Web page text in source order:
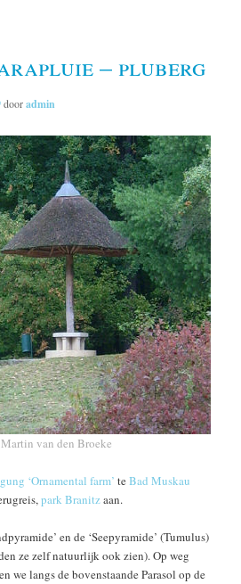
– pluberg
dooradmin
van den Broeke
‘Ornamental farm’ teBad Muskau
park Branitzaan.
en de ‘Seepyramide’ (Tumulus)
ze zelf natuurlijk ook zien). Op weg
we langs de bovenstaande Parasol op de